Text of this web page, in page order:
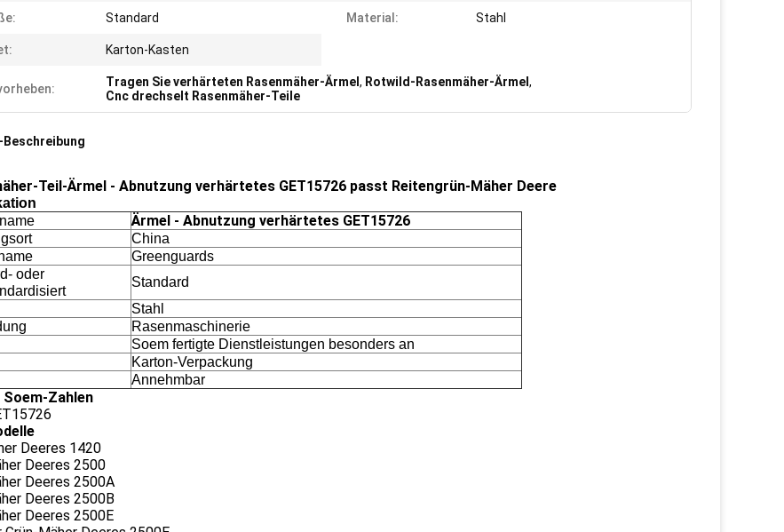
Standard Material: Stahl
Karton-Kasten
Tragen Sie verhärteten Rasenmäher-Ärmel , Rotwild-Rasenmäher-Ärmel ,
Cnc drechselt Rasenmäher-Teile
Teil-Ärmel - Abnutzung verhärtetes GET15726 passt Reitengrün-Mäher Deere
Ärmel - Abnutzung verhärtetes GET15726
China
Greenguards
oder
Standard
Stahl
Rasenmaschinerie
Soem fertigte Dienstleistungen besonders an
Karton-Verpackung
Annehmbar
Zahlen
Deeres 1420
Deeres 2500
Deeres 2500A
Deeres 2500B
Deeres 2500E